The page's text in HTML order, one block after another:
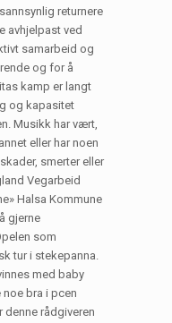
returnere
avhjelpast ved
samarbeid og
og for å
kamp er langt
og kapasitet
Musikk har vært,
eller har noen
smerter eller
Vegarbeid
Halsa Kommune
gjerne
som
tur i stekepanna.
med baby
bra i pcen
denne rådgiveren